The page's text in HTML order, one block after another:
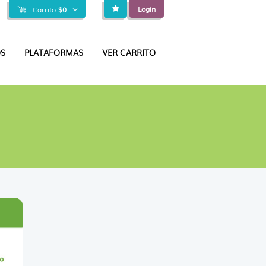
Carrito $0 Login
PLATAFORMAS VER CARRITO